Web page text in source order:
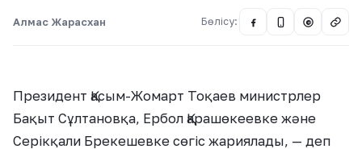
Алмас Жарасхан Бөлісу: @
Президент Қасым-Жомарт Тоқаев министрлер
Бақыт Сұлтановқа, Ербол Қарашөкеевке және
Серікқали Брекешевке сөгіс жариялады, — деп